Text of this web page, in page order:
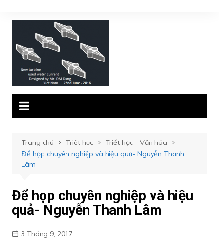
đến
Trang chủ Triêt học
Triết học - Văn hóa
Để họp chuyên nghiệp và hiệu quả- Nguyễn Thanh
Lâm
Để họp chuyên nghiệp và hiệu
quả- Nguyễn Thanh Lâm
3 Tháng 9, 2017